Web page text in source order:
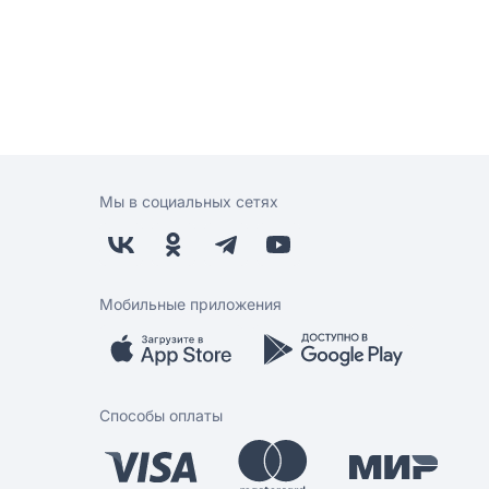
Мы в социальных сетях
Мобильные приложения
Способы оплаты